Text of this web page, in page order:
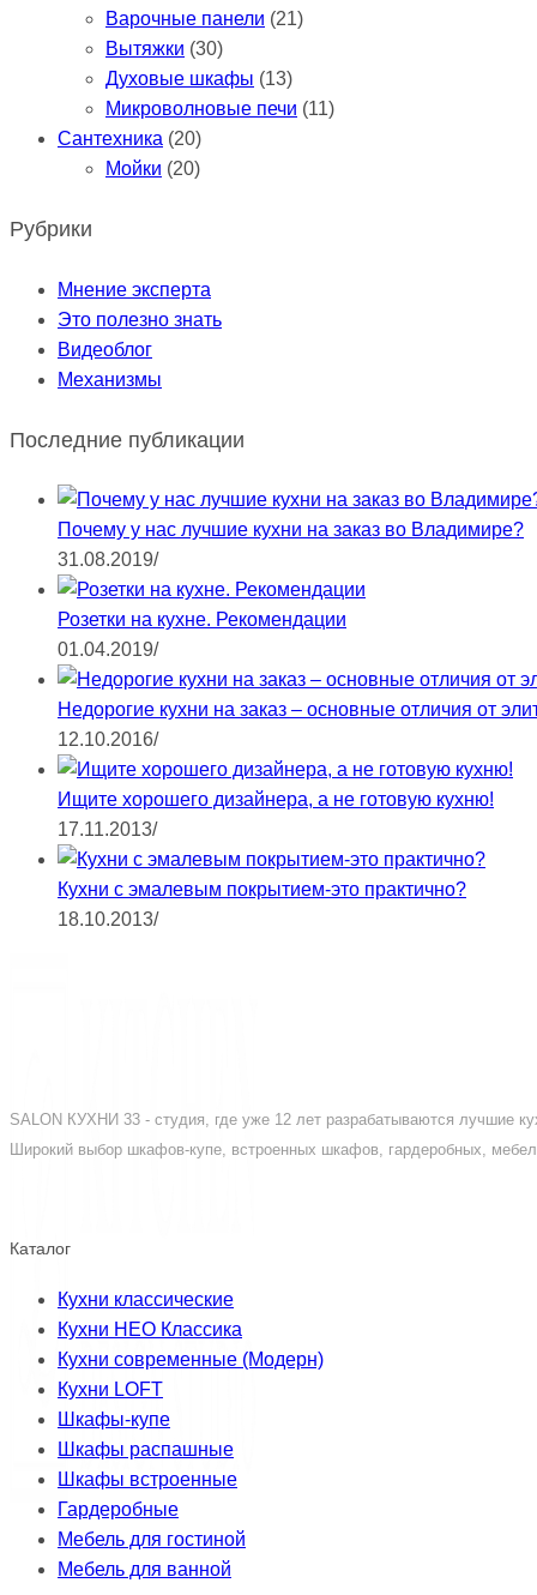
Варочные панели (21)
Вытяжки (30)
Духовые шкафы (13)
Микроволновые печи (11)
Сантехника (20)
Мойки (20)
Рубрики
Мнение эксперта
Это полезно знать
Видеоблог
Механизмы
Последние публикации
Почему у нас лучшие кухни на заказ во Владимире?
31.08.2019/
Розетки на кухне. Рекомендации
01.04.2019/
Недорогие кухни на заказ – основные отличия от
12.10.2016/
Ищите хорошего дизайнера, а не готовую кухню!
17.11.2013/
Кухни с эмалевым покрытием-это практично?
18.10.2013/
SALON КУХНИ 33 - студия, где уже 12 лет разрабатываются лучшие
Широкий выбор шкафов-купе, встроенных шкафов, гардеробных,
Каталог
Кухни классические
Кухни НЕО Классика
Кухни современные (Модерн)
Кухни LOFT
Шкафы-купе
Шкафы распашные
Шкафы встроенные
Гардеробные
Мебель для гостиной
Мебель для ванной